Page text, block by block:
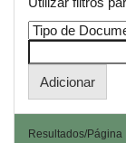
Resultados/Página